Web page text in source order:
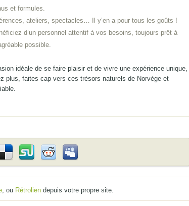
et formules.
ateliers, spectacles… Il y’en a pour tous les goûts !
d’un personnel attentif à vos besoins, toujours prêt à
possible.
idéale de se faire plaisir et de vivre une expérience unique,
plus, faites cap vers ces trésors naturels de Norvège et
, ou Rétroliendepuis votre propre site.